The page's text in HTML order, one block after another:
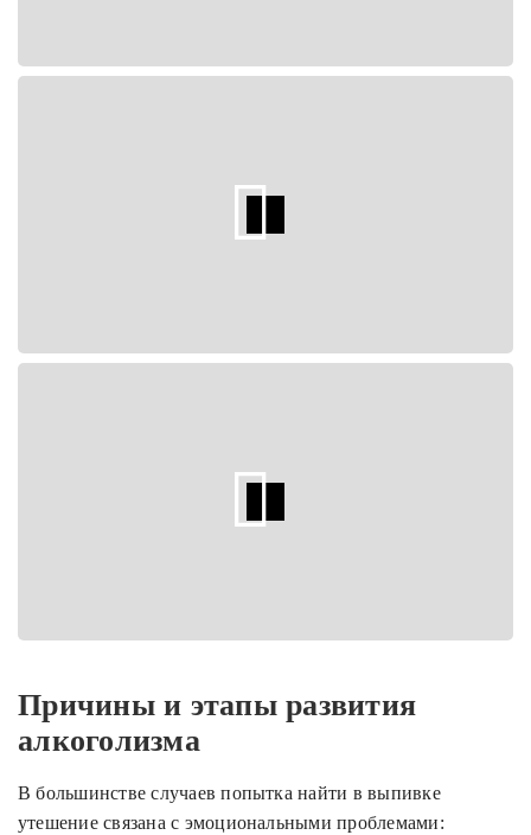
Причины и этапы развития
алкоголизма
В большинстве случаев попытка найти в выпивке
утешение связана с эмоциональными проблемами: